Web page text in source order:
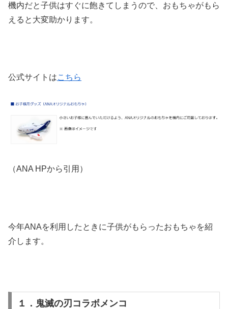
機内だと子供はすぐに飽きてしまうので、おもちゃがもら
えると大変助かります。
公式サイトはこちら
（ANA HPから引用）
今年ANAを利用したときに子供がもらったおもちゃを紹
介します。
１．鬼滅の刃コラボメンコ